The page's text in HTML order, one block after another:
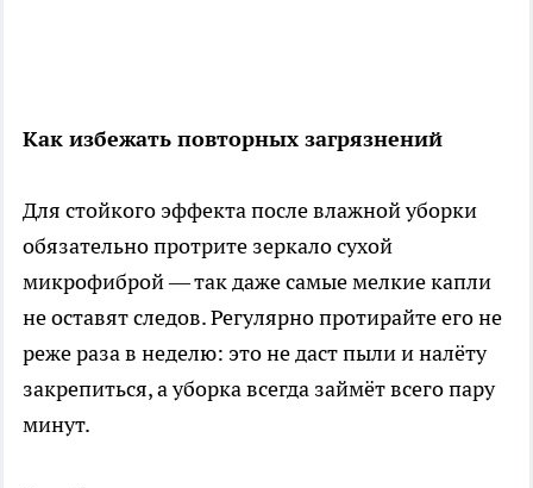
Как избежать повторных загрязнений
Для стойкого эффекта после влажной уборки
обязательно протрите зеркало сухой
микрофиброй — так даже самые мелкие капли
не оставят следов. Регулярно протирайте его не
реже раза в неделю: это не даст пыли и налёту
закрепиться, а уборка всегда займёт всего пару
минут.